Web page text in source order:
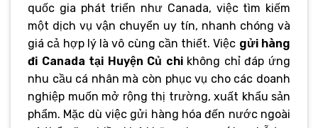
quốc gia phát triển như Canada, việc tìm kiếm
một dịch vụ vận chuyển uy tín, nhanh chóng và
giá cả hợp lý là vô cùng cần thiết. Việc gửi hàng
đi Canada tại Huyện Củ chikhông chỉ đáp ứng
nhu cầu cá nhân mà còn phục vụ cho các doanh
nghiệp muốn mở rộng thị trường, xuất khẩu sản
phẩm. Mặc dù việc gửi hàng hóa đến nước ngoài